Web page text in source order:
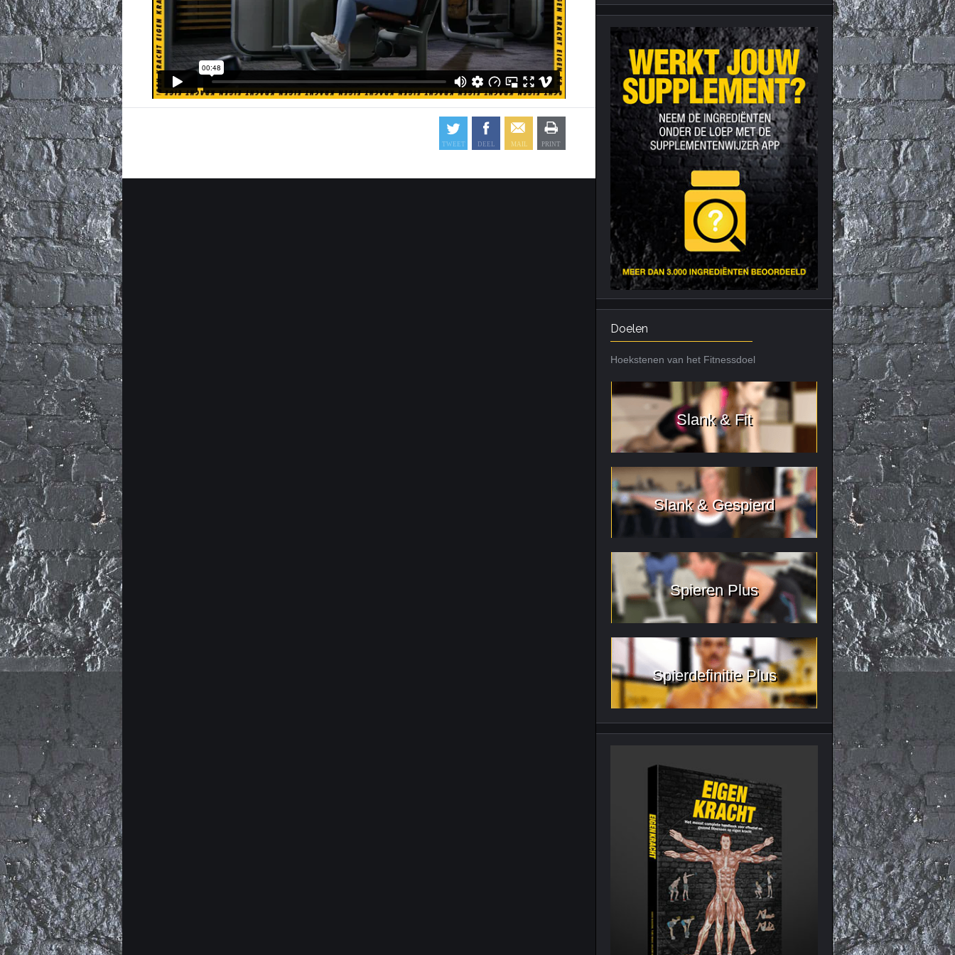
Cardiotraining
Hartslag en intensiteit
Combi van cardio en kracht
Trainingsfouten top 10
Veel gestelde vragen
Nutriënt Timing
Voedingsfouten top 5
Veel gestelde vragen
Citrus Aurantium
Tribulus Terrestris
Vitaminen en
mineralen
Weight Gainers
Nieuws archief
Doelen
Hoekstenen van het Fitnessdoel
Slank & Fit
Slank & Gespierd
Spieren Plus
Spierdefinitie Plus